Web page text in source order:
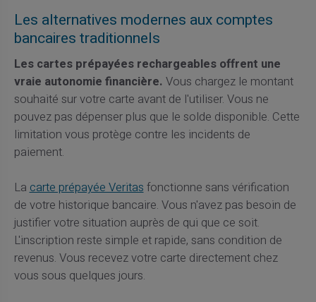
Les alternatives modernes aux comptes
bancaires traditionnels
Les cartes prépayées rechargeables offrent une
vraie autonomie financière. Vous chargez le montant
souhaité sur votre carte avant de l'utiliser. Vous ne
pouvez pas dépenser plus que le solde disponible. Cette
limitation vous protège contre les incidents de
paiement.
Lacarte prépayée Veritasfonctionne sans vérification
de votre historique bancaire. Vous n'avez pas besoin de
justifier votre situation auprès de qui que ce soit.
L'inscription reste simple et rapide, sans condition de
revenus. Vous recevez votre carte directement chez
vous sous quelques jours.